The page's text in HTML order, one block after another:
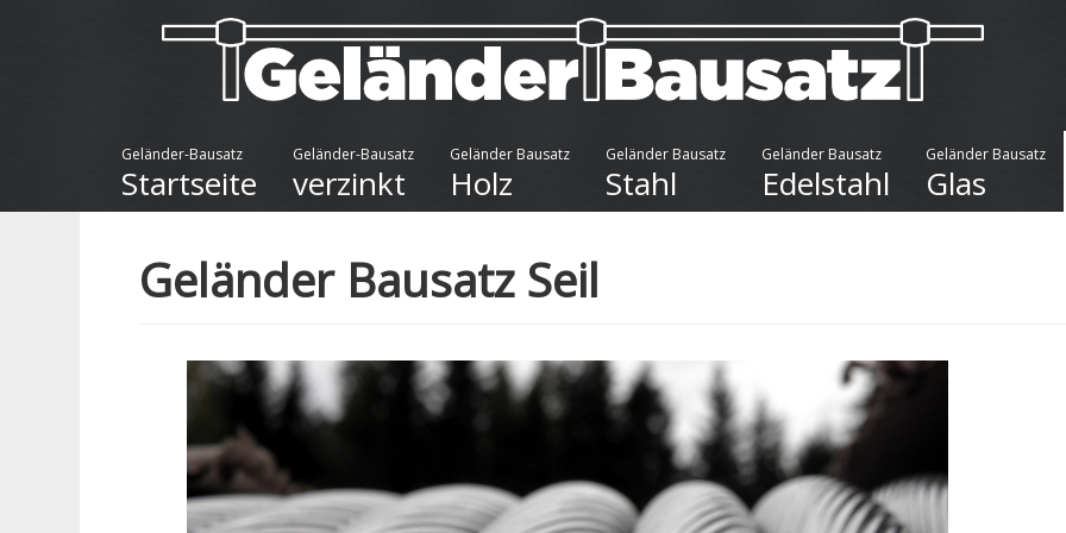
Geländer-Bausatz
Startseite
Geländer-Bausatz
verzinkt
Geländer Bausatz
Holz
Geländer Bausatz
Stahl
Geländer Bausatz
Edelstahl
Geländer Bausatz
Glas
Geländer Bausatz Seil